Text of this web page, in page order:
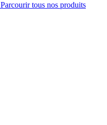
Parcourir tous nos produits